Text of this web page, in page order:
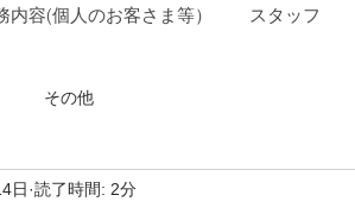
内容(個人のお客さま等） スタッフ
その他
日 読了時間: 2分